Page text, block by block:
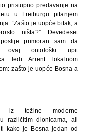
pristupno predavanje na
u Freiburgu pitanjem
“Zašto je uopće bitak, a
ništa?” Devedeset
primoran sam da
ovaj ontološki upit
ledi Arrent lokalnom
zašto je uopće Bosna a
iz težine moderne
različitim dionicama, ali
kako je Bosna jedan od